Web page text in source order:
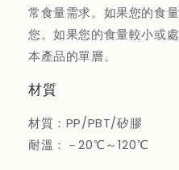
常食量需求。如果您的食
您。如果您的食量較小或
本產品的單層。
材質
材質：PP/PBT/矽膠
耐溫：－20℃～120℃